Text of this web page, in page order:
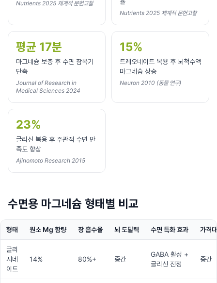
Nutrients 2025 체계적 문헌고찰
Nutrients 2025 체계적 문헌고찰
평균 17분
마그네슘 보충 후 수면 잠복기
단축
Journal of Research in
Medical Sciences 2024
15%
트레오네이트 복용 후 뇌척수액
마그네슘 상승
Neuron 2010 (동물 연구)
23%
글리신 복용 후 주관적 수면 만
족도 향상
Ajinomoto Research 2015
수면용 마그네슘 형태별 비교
형태 원소 Mg 함량 장 흡수율 뇌 도달력 수면 특화 효과 가격대
글리
시네
이트
14% 80%+ 중간
GABA 활성 +
글리신 진정
중간